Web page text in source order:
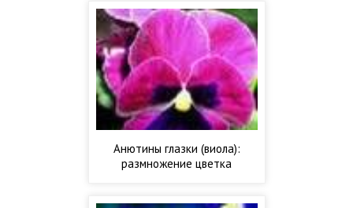
Анютины глазки (виола):
размножение цветка